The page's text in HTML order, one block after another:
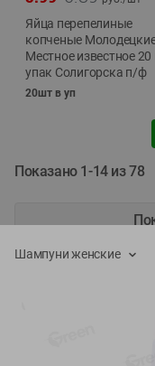
Яйца перепелиные
копченые
Местное известное
упак Солигорска п/ф
20шт в уп
Показано 1-14 из 78
Шампуни женские